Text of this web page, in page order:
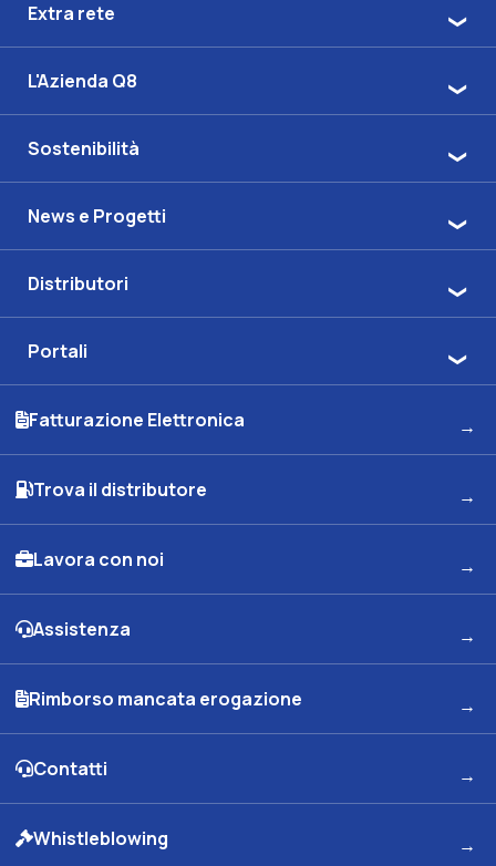
Extra rete
L'Azienda Q8
Sostenibilità
News e Progetti
Distributori
Portali
Fatturazione Elettronica
Trova il distributore
Lavora con noi
Assistenza
Rimborso mancata erogazione
Contatti
Whistleblowing